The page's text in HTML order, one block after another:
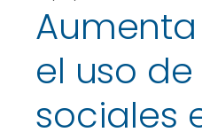
Aumenta
el uso
sociales